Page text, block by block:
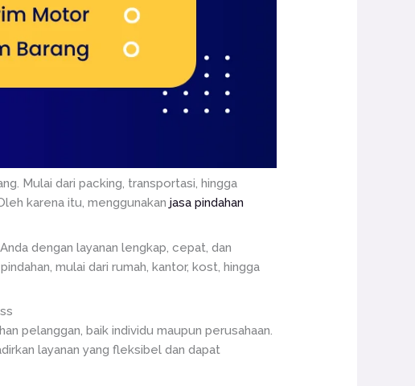
Mulai dari packing, transportasi, hingga
karena itu, menggunakanjasa pindahan
dengan layanan lengkap, cepat, dan
mulai dari rumah, kantor, kost, hingga
pelanggan, baik individu maupun perusahaan.
layanan yang fleksibel dan dapat